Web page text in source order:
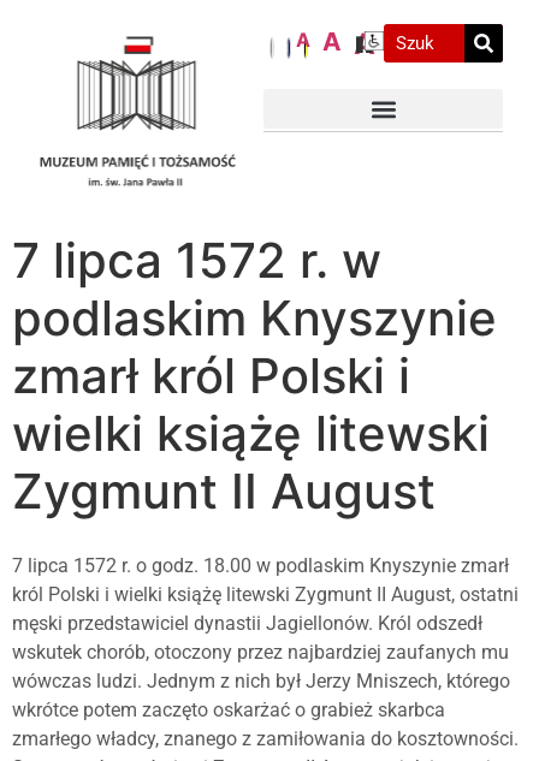
A A A
7 lipca 1572 r. w
podlaskim Knyszynie
zmarł król Polski i
wielki książę litewski
Zygmunt II August
7 lipca 1572 r. o godz. 18.00 w podlaskim Knyszynie zmarł
król Polski i wielki książę litewski Zygmunt II August, ostatni
męski przedstawiciel dynastii Jagiellonów. Król odszedł
wskutek chorób, otoczony przez najbardziej zaufanych mu
wówczas ludzi. Jednym z nich był Jerzy Mniszech, którego
wkrótce potem zaczęto oskarżać o grabież skarbca
zmarłego władcy, znanego z zamiłowania do kosztowności.